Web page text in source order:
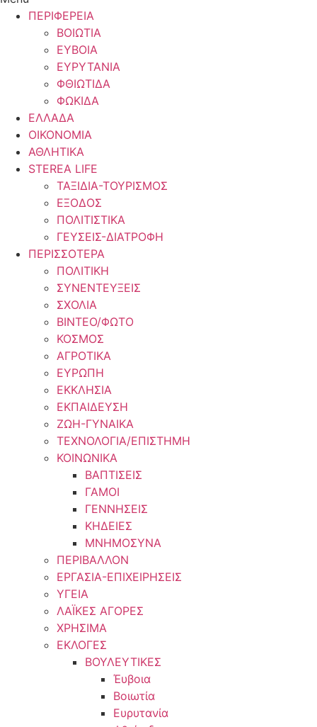
ΠΕΡΙΦΕΡΕΙΑ
ΒΟΙΩΤΙΑ
ΕΥΒΟΙΑ
ΕΥΡΥΤΑΝΙΑ
ΦΘΙΩΤΙΔΑ
ΦΩΚΙΔΑ
ΕΛΛΑΔΑ
ΟΙΚΟΝΟΜΙΑ
ΑΘΛΗΤΙΚΑ
STEREA LIFE
ΤΑΞΙΔΙΑ-ΤΟΥΡΙΣΜΟΣ
ΕΞΟΔΟΣ
ΠΟΛΙΤΙΣΤΙΚΑ
ΓΕΥΣΕΙΣ-ΔΙΑΤΡΟΦΗ
ΠΕΡΙΣΣΟΤΕΡΑ
ΠΟΛΙΤΙΚΗ
ΣΥΝΕΝΤΕΥΞΕΙΣ
ΣΧΟΛΙΑ
ΒΙΝΤΕΟ/ΦΩΤΟ
ΚΟΣΜΟΣ
ΑΓΡΟΤΙΚΑ
ΕΥΡΩΠΗ
ΕΚΚΛΗΣΙΑ
ΕΚΠΑΙΔΕΥΣΗ
ΖΩΗ-ΓΥΝΑΙΚΑ
ΤΕΧΝΟΛΟΓΙΑ/ΕΠΙΣΤΗΜΗ
ΚΟΙΝΩΝΙΚΑ
ΒΑΠΤΙΣΕΙΣ
ΓΑΜΟΙ
ΓΕΝΝΗΣΕΙΣ
ΚΗΔΕΙΕΣ
ΜΝΗΜΟΣΥΝΑ
ΠΕΡΙΒΑΛΛΟΝ
ΕΡΓΑΣΙΑ-ΕΠΙΧΕΙΡΗΣΕΙΣ
ΥΓΕΙΑ
ΛΑΪΚΕΣ ΑΓΟΡΕΣ
ΧΡΗΣΙΜΑ
ΕΚΛΟΓΕΣ
ΒΟΥΛΕΥΤΙΚΕΣ
Έυβοια
Βοιωτία
Ευρυτανία